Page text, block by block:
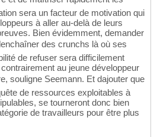
sera un facteur de motivation qui
à aller au-delà de leurs
Bien évidemment, demander
des crunchs là où ses
de refuser sera difficilement
au jeune développeur
souligne Seemann. Et dajouter que
de ressources exploitables à
se tourneront donc bien
de travailleurs pour être plus